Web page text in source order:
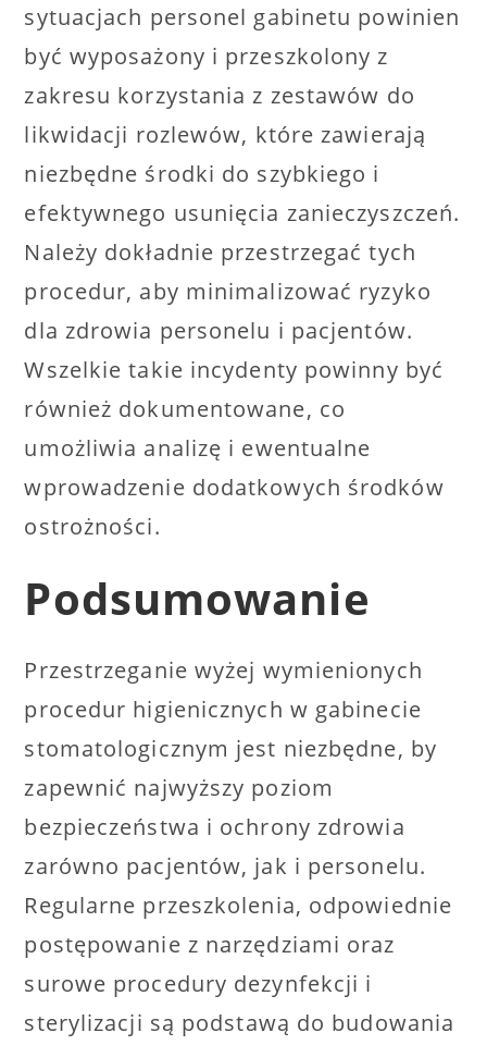
sytuacjach personel gabinetu powinien
być wyposażony i przeszkolony z
zakresu korzystania z zestawów do
likwidacji rozlewów, które zawierają
niezbędne środki do szybkiego i
efektywnego usunięcia zanieczyszczeń.
Należy dokładnie przestrzegać tych
procedur, aby minimalizować ryzyko
dla zdrowia personelu i pacjentów.
Wszelkie takie incydenty powinny być
również dokumentowane, co
umożliwia analizę i ewentualne
wprowadzenie dodatkowych środków
ostrożności.
Podsumowanie
Przestrzeganie wyżej wymienionych
procedur higienicznych w gabinecie
stomatologicznym jest niezbędne, by
zapewnić najwyższy poziom
bezpieczeństwa i ochrony zdrowia
zarówno pacjentów, jak i personelu.
Regularne przeszkolenia, odpowiednie
postępowanie z narzędziami oraz
surowe procedury dezynfekcji i
sterylizacji są podstawą do budowania